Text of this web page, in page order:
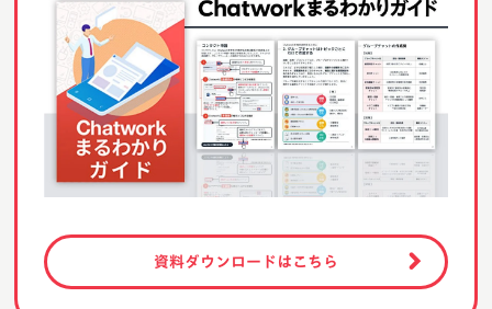
資料ダウンロードはこちら